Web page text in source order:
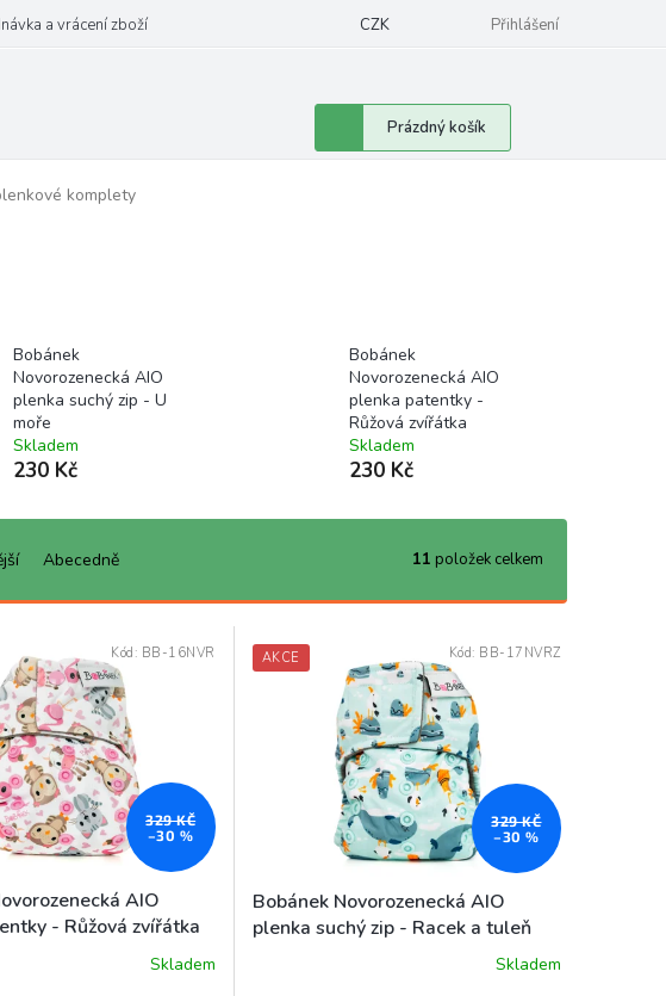
a vrácení zboží CZK Přihlášení
Nákupní
košík
Prázdný košík
komplety
Bobánek
Novorozenecká AIO
plenka suchý zip - U
moře
Skladem
230 Kč
Bobánek
Novorozenecká AIO
plenka patentky -
Růžová zvířátka
Skladem
230 Kč
Abecedně 11 položek celkem
329 KČ
–30 %
AIO
- Růžová zvířátka
Skladem
Kód: BB-16NVR AKCE
329 KČ
–30 %
Bobánek Novorozenecká AIO
plenka suchý zip - Racek a tuleň
Skladem
Kód: BB-17NVRZ